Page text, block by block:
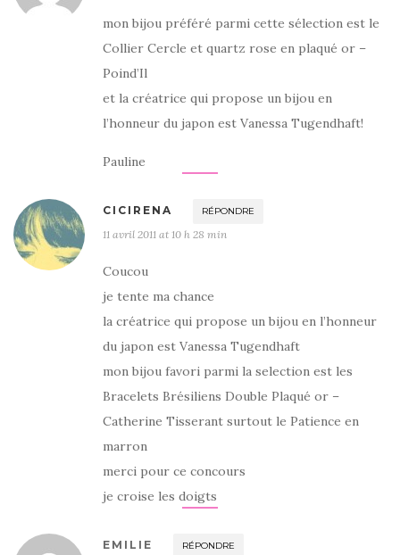
mon bijou préféré parmi cette sélection est le
Collier Cercle et quartz rose en plaqué or –
Poind’Il
et la créatrice qui propose un bijou en
l’honneur du japon est Vanessa Tugendhaft!
Pauline
CICIRENA RÉPONDRE
11 avril 2011 at 10 h 28 min
Coucou
je tente ma chance
la créatrice qui propose un bijou en l’honneur
du japon est Vanessa Tugendhaft
mon bijou favori parmi la selection est les
Bracelets Brésiliens Double Plaqué or –
Catherine Tisserant surtout le Patience en
marron
merci pour ce concours
je croise les doigts
EMILIE RÉPONDRE